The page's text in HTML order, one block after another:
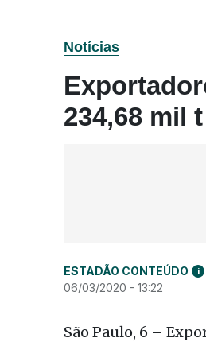
Notícias
234,68 mil
ESTADÃO CONTEÚDO i
06/03/2020 - 13:22
São Paulo, 6 –